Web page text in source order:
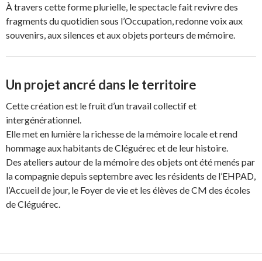
À travers cette forme plurielle, le spectacle fait revivre des
fragments du quotidien sous l’Occupation, redonne voix aux
souvenirs, aux silences et aux objets porteurs de mémoire.
Un projet ancré dans le territoire
Cette création est le fruit d’un travail collectif et
intergénérationnel.
Elle met en lumière la richesse de la mémoire locale et rend
hommage aux habitants de Cléguérec et de leur histoire.
Des ateliers autour de la mémoire des objets ont été menés par
la compagnie depuis septembreavec les résidents de l’EHPAD,
l’Accueil de jour, le Foyer de vie et les élèves de CM des écoles
de Cléguérec.